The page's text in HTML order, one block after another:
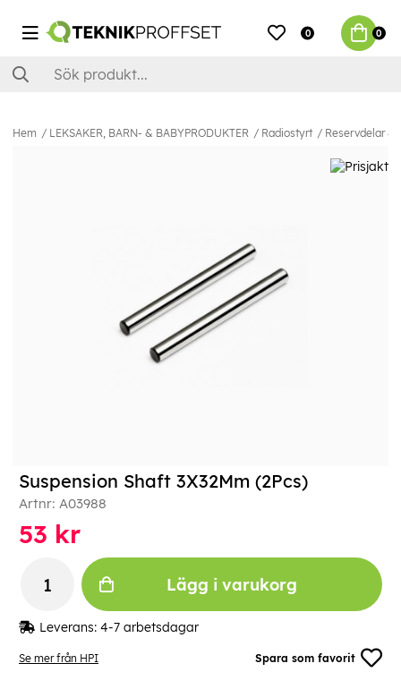
0 0
Hem LEKSAKER, BARN- & BABYPRODUKTER Radiostyrt Reservdelar &
Se mer från HPI Spara som favorit
Suspension Shaft 3X32Mm (2Pcs)
Artnr: A03988
53 kr
Lägg i varukorg
Leverans: 4-7 arbetsdagar